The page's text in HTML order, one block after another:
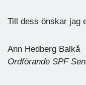
Till dess önskar jag
Ann Hedberg Balkå
Ordförande SPF